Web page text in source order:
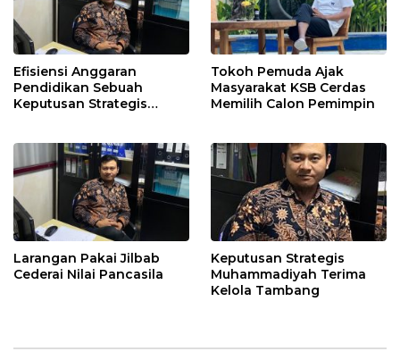
Efisiensi Anggaran
Pendidikan Sebuah
Keputusan Strategis
Tokoh Pemuda Ajak
Masyarakat KSB Cerdas
Memilih Calon Pemimpin
Larangan Pakai Jilbab
Cederai Nilai Pancasila
Keputusan Strategis
Muhammadiyah Terima
Kelola Tambang